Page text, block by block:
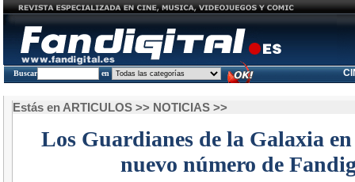
Buscar en
Estás en ARTICULOS >> NOTICIAS >>
Los Guardianes de la Galaxia
nuevo número de